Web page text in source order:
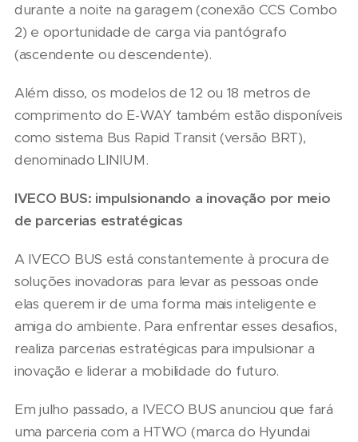
durante a noite na garagem (conexão CCS Combo
2) e oportunidade de carga via pantógrafo
(ascendente ou descendente).
Além disso, os modelos de 12 ou 18 metros de
comprimento do E-WAY também estão disponíveis
como sistema Bus Rapid Transit (versão BRT),
denominado LINIUM.
IVECO BUS: impulsionando a inovação por meio
de parcerias estratégicas
A IVECO BUS está constantemente à procura de
soluções inovadoras para levar as pessoas onde
elas querem ir de uma forma mais inteligente e
amiga do ambiente. Para enfrentar esses desafios,
realiza parcerias estratégicas para impulsionar a
inovação e liderar a mobilidade do futuro.
Em julho passado, a IVECO BUS anunciou que fará
uma parceria com a HTWO (marca do Hyundai